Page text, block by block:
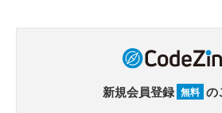
新規会員登録 無料 の